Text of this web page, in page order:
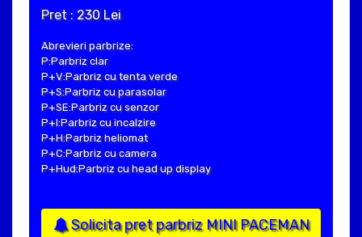
Pret : 230 Lei
Abrevieri parbrize:
P:Parbriz clar
P+V:Parbriz cu tenta verde
P+S:Parbriz cu parasolar
P+SE:Parbriz cu senzor
P+I:Parbriz cu incalzire
P+H:Parbriz heliomat
P+C:Parbriz cu camera
P+Hud:Parbriz cu head up display
Solicita pret parbriz MINI PACEMAN